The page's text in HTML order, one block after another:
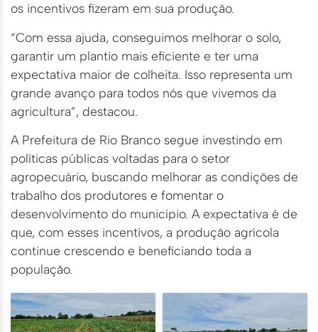
os incentivos fizeram em sua produção.
“Com essa ajuda, conseguimos melhorar o solo,
garantir um plantio mais eficiente e ter uma
expectativa maior de colheita. Isso representa um
grande avanço para todos nós que vivemos da
agricultura”, destacou.
A Prefeitura de Rio Branco segue investindo em
políticas públicas voltadas para o setor
agropecuário, buscando melhorar as condições de
trabalho dos produtores e fomentar o
desenvolvimento do município. A expectativa é de
que, com esses incentivos, a produção agrícola
continue crescendo e beneficiando toda a
população.